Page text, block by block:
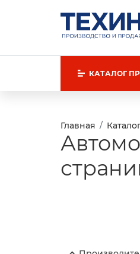
КАТАЛОГ
Главная